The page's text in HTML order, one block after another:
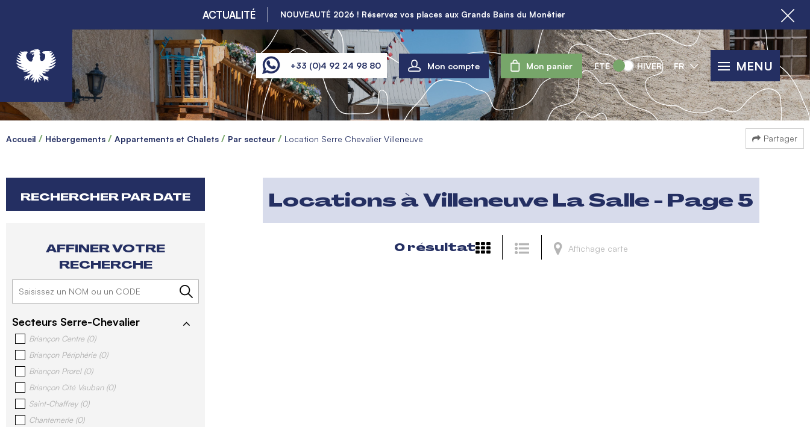
ACTUALITÉ NOUVEAUTÉ 2026 ! Réservez vos places aux Grands Bains du Monêtier
+33 (0)4 92 24 98 80 Mon compte Mon panier ÉTÉ HIVER FR MENU
Accueil Hébergements Appartements et Chalets Par secteur Location Serre Chevalier Villeneuve Partager
RECHERCHER PAR DATE
AFFINER VOTRE
RECHERCHE
Secteurs Serre-Chevalier
Briançon Centre (0)
Briançon Périphérie (0)
Briançon Prorel (0)
Briançon Cité Vauban (0)
Saint-Chaffrey (0)
Chantemerle (0)
Locations à Villeneuve La Salle - Page 5
Affichage carte
0 résultat